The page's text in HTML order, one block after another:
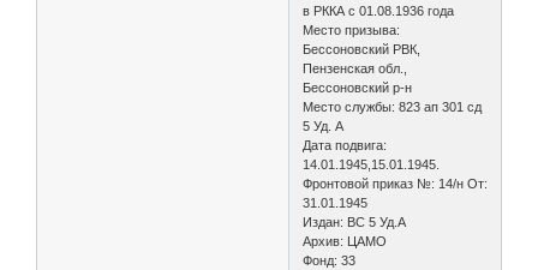
в РККА с 01.08.1936 года
Место призыва:
Бессоновский РВК,
Пензенская обл.,
Бессоновский р-н
Место службы: 823 ап 301 сд
5 Уд. А
Дата подвига:
14.01.1945,15.01.1945.
Фронтовой приказ №: 14/н От:
31.01.1945
Издан: ВС 5 Уд.А
Архив: ЦАМО
Фонд: 33